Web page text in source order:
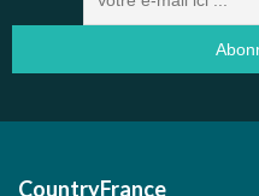
CountryFrance